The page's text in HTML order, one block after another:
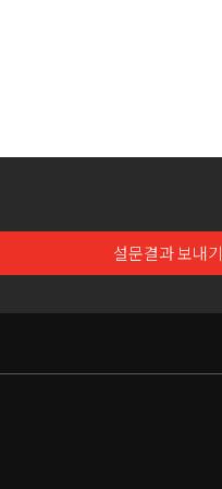
설문결과 보내기